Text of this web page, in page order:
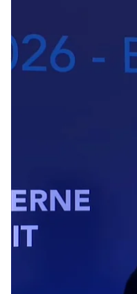
Віцепрезидент США
розблокують, то
у США.
Про це він
сторони хотіли
що включає
схожий механізм
іранці погодилися
для остаточного
закладена основа